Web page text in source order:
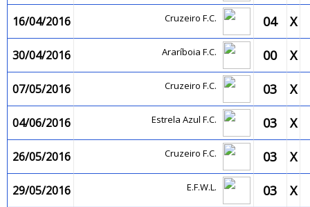
16/04/2016 Cruzeiro F.C. 04 X
30/04/2016 Araríboia F.C. 00 X
07/05/2016 Cruzeiro F.C. 03 X
04/06/2016 Estrela Azul F.C. 03 X
26/05/2016 Cruzeiro F.C. 03 X
29/05/2016 E.F.W.L. 03 X